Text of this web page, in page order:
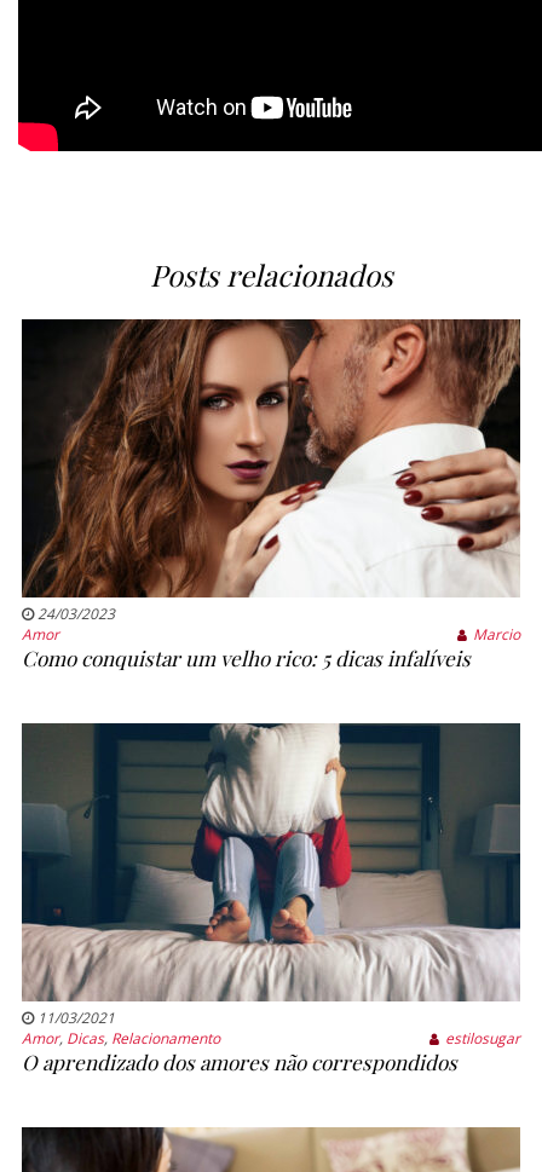
Posts relacionados
24/03/2023
Amor
Marcio
Como conquistar um velho rico: 5 dicas infalíveis
11/03/2021
Amor, Dicas, Relacionamento estilosugar
O aprendizado dos amores não correspondidos